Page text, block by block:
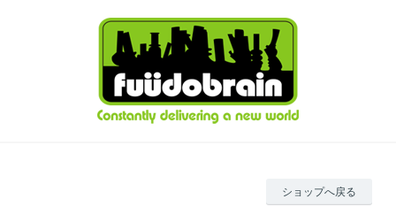
ショップへ戻る